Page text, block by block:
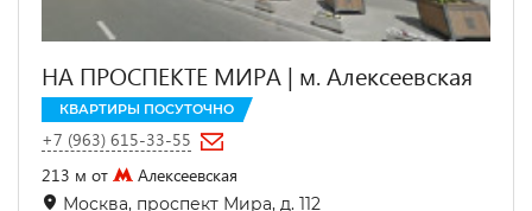
НА ПРОСПЕКТЕ МИРА | м. Алексеевская
КВАРТИРЫ ПОСУТОЧНО
+7 (963) 615-33-55
213 м от
Алексеевская
Москва, проспект Мира, д. 112